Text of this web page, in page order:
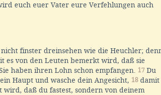
euch euer Vater eure Verfehlungen auch
finster dreinsehen wie die Heuchler;
es von den Leuten bemerkt wird, daß sie
haben ihren Lohn schon empfangen. 17 Du
Haupt und wasche dein Angesicht, 18 damit
daß du fastest, sondern von deinem